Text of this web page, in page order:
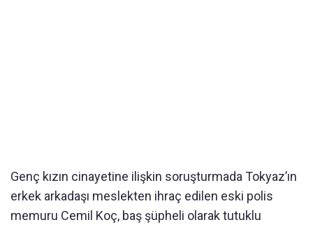
Genç kızın cinayetine ilişkin soruşturmada Tokyaz’ın
erkek arkadaşı meslekten ihraç edilen eski polis
memuru Cemil Koç, baş şüpheli olarak tutuklu